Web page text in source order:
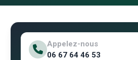
Appelez-nous
06 67 64 46 53